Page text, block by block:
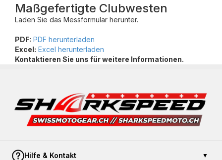
Maßgefertigte Clubwesten
Laden Sie das Messformular herunter.
PDF: PDF herunterladen
Excel: Excel herunterladen
Kontaktieren Sie uns für weitere Informationen.
Hilfe & Kontakt ▼